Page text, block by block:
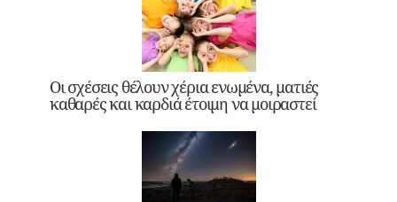
Οι σχέσεις θέλουν χέρια ενωμένα, ματιές
καθαρές και καρδιά έτοιμη να μοιραστεί